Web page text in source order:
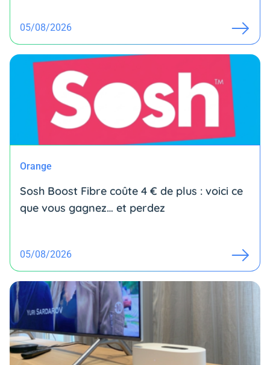
05/08/2026
Orange
Sosh Boost Fibre coûte 4 € de plus : voici ce
que vous gagnez… et perdez
05/08/2026